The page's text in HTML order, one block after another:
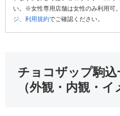
い。※女性専用店舗は女性のみ利用可
ジ、 利用規約でご確認ください。
チョコザップ駒
（外観・内観・イ